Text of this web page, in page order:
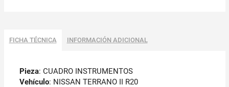
FICHA TÉCNICA INFORMACIÓN ADICIONAL
Pieza: CUADRO INSTRUMENTOS
Vehículo: NISSAN TERRANO II R20